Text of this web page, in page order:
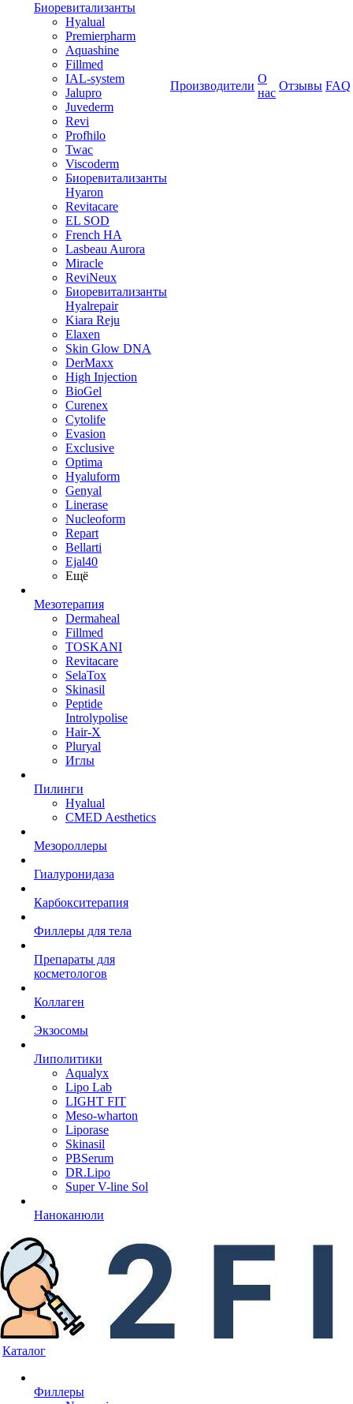
Биоревитализанты
Hyalual
Premierpharm
Aquashine
Fillmed
IAL-system
Jalupro
Juvederm
Revi
Profhilo
Twac
Viscoderm
Биоревитализанты
Hyaron
Revitacare
EL SOD
French HA
Lasbeau Aurora
Miracle
ReviNeux
Биоревитализанты
Hyalrepair
Kiara Reju
Elaxen
Skin Glow DNA
DerMaxx
High Injection
BioGel
Curenex
Cytolife
Evasion
Exclusive
Optima
Hyaluform
Genyal
Linerase
Nucleoform
Repart
Bellarti
Ejal40
Ещё
Мезотерапия
Dermaheal
Fillmed
TOSKANI
Revitacare
SelaTox
Skinasil
Peptide
Introlypolise
Hair-X
Pluryal
Иглы
Пилинги
Hyalual
CMED Aesthetics
Мезороллеры
Гиалуронидаза
Карбокситерапия
Филлеры для тела
Препараты для
косметологов
Коллаген
Экзосомы
Липолитики
Aqualyx
Lipo Lab
LIGHT FIT
Meso-wharton
Liporase
Skinasil
PBSerum
DR.Lipo
Super V-line Sol
Наноканюли
Производители
О
нас
Отзывы FAQ
Каталог
Филлеры